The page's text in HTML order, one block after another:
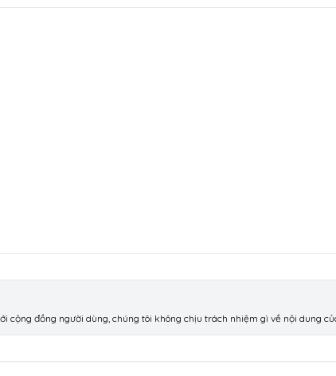
cộng đồng người dùng, chúng tôi không chịu trách nhiệm gì về nội dung